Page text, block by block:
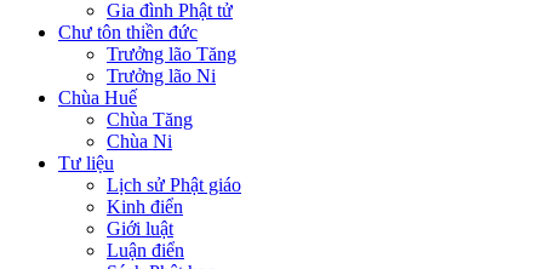
Gia đình Phật tử
Chư tôn thiền đức
Trưởng lão Tăng
Trưởng lão Ni
Chùa Huế
Chùa Tăng
Chùa Ni
Tư liệu
Lịch sử Phật giáo
Kinh điển
Giới luật
Luận điển